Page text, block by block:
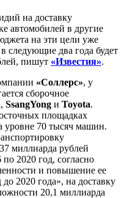
на доставку
автомобилей в другие
на эти цели уже
следующие два года будет
пишут «Известия».
«Соллерс», у
сборочное
, SsangYong и Toyota.
площадках
уровне 70 тысяч машин.
миллиарда рублей
2020 год, согласно
и повышение ее
2020 года», на доставку
20,1 миллиарда